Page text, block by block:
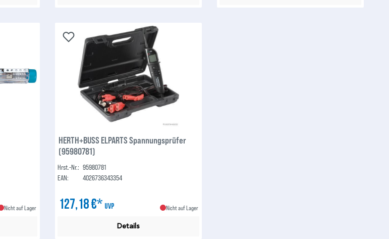
Nicht auf Lager
HERTH+BUSS ELPARTS Spannungsprüfer
(95980781)
Hrst.-Nr.: 95980781
EAN:
4026736343354
127,18 €* UVP Nicht auf Lager
Details